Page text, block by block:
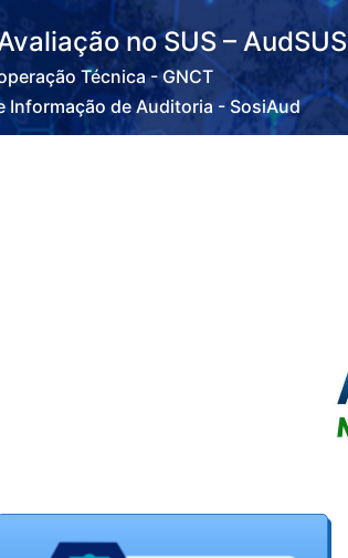
no SUS – AudSUS
Técnica - GNCT
Informação de Auditoria - SosiAud